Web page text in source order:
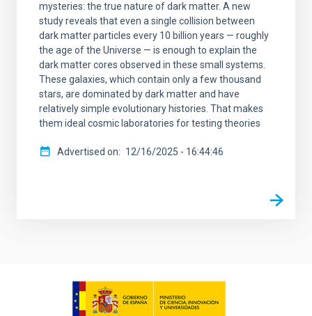
mysteries: the true nature of dark matter. A new
study reveals that even a single collision between
dark matter particles every 10 billion years — roughly
the age of the Universe — is enough to explain the
dark matter cores observed in these small systems.
These galaxies, which contain only a few thousand
stars, are dominated by dark matter and have
relatively simple evolutionary histories. That makes
them ideal cosmic laboratories for testing theories
Advertised on 12/16/2025 - 16:44:46